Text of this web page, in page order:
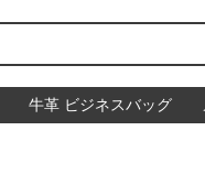
牛革 ビジネスバッグ